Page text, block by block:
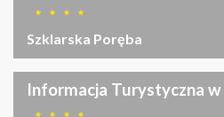
Szklarska Poręba
Informacja Turystyczna w